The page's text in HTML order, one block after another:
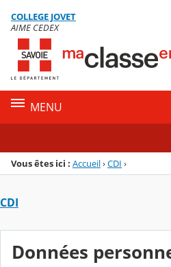
Menu de la rubrique
Contenu
COLLEGE JOVET
AIME CEDEX
MENU
Vous êtes ici : Accueil›CDI ›
CDI
Données